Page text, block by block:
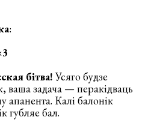
:
бітва!Усяго будзе
ваша задача — перакідваць
апанента. Калі балонік
губляе бал.